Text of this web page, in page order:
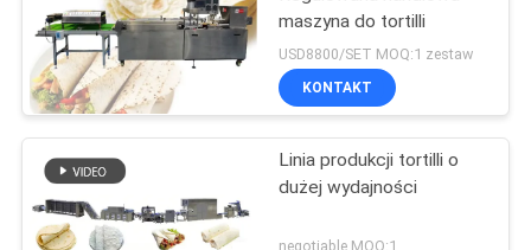
maszyna do tortilli
USD8800/SET MOQ:1 zestaw
KONTAKT
Linia produkcji tortilli o
dużej wydajności
negotiable MOQ:1